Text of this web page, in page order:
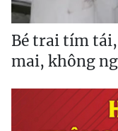
Bé trai tím
mai, không